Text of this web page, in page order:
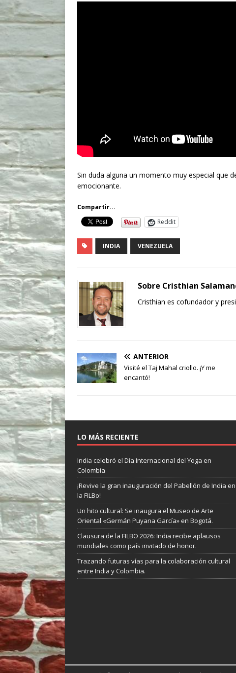
Sin duda alguna un momento muy especial que
emocionante.
Compartir...
Reddit
INDIA VENEZUELA
Sobre Cristhian
Cristhian es cofundador y
ANTERIOR
Visité el Taj Mahal criollo. ¡Y me
encantó!
LO MÁS RECIENTE
India celebró el Día Internacional del Yoga en
Colombia
¡Revive la gran inauguración del Pabellón de India en
la FILBo!
Un hito cultural: Se inaugura el Museo de Arte
Oriental «Germán Puyana García» en Bogotá.
Clausura de la FILBO 2026: India recibe aplausos
mundiales como país invitado de honor.
Trazando futuras vías para la colaboración cultural
entre India y Colombia.